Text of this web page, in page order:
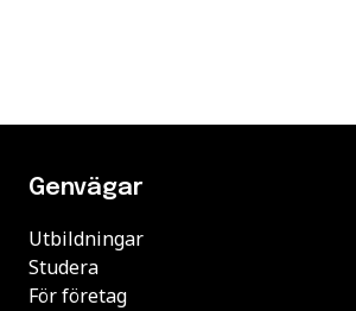
Genvägar
Utbildningar
Studera
För företag